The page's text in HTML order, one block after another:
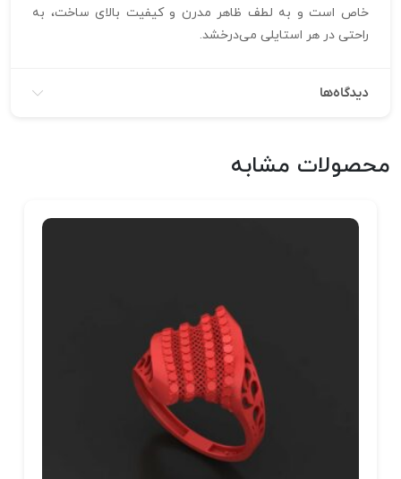
خاص است و به لطف ظاهر مدرن و کیفیت بالای ساخت، به
راحتی در هر استایلی می‌درخشد.
دیدگاه‌ها
محصولات مشابه